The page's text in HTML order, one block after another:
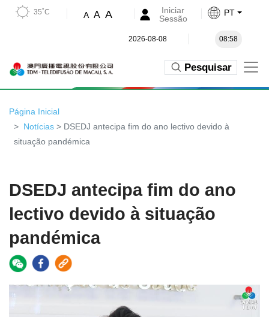
35˚C A A A
Iniciar
Sessão
PT
2026-08-08 08:58
Pesquisar
Página Inicial
Notícias > DSEDJ antecipa fim do ano lectivo devido à
situação pandémica
DSEDJ antecipa fim do ano
lectivo devido à situação
pandémica